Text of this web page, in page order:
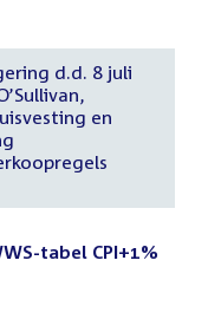
d.d. 8 juli
en
tabel CPI+1%